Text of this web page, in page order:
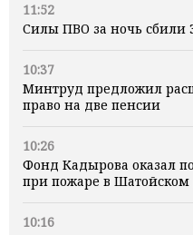
11:52
Силы ПВО за ночь сбили
10:37
Минтруд предложил
право на две пенсии
10:26
Фонд Кадырова оказал
при пожаре в Шатойском
10:16